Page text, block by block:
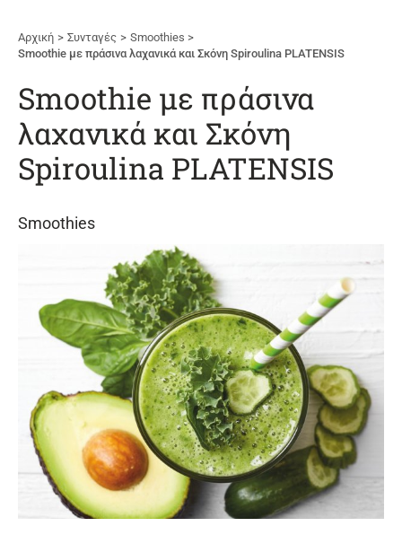
Αρχική Συνταγές
Smoothies
Smoothie με πράσινα λαχανικά και Σκόνη Spiroulina PLATENSIS
Smoothie με πράσινα
λαχανικά και Σκόνη
Spiroulina PLATENSIS
Smoothies